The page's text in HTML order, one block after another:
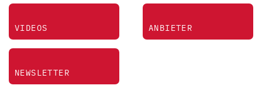
VIDEOS ANBIETER
NEWSLETTER